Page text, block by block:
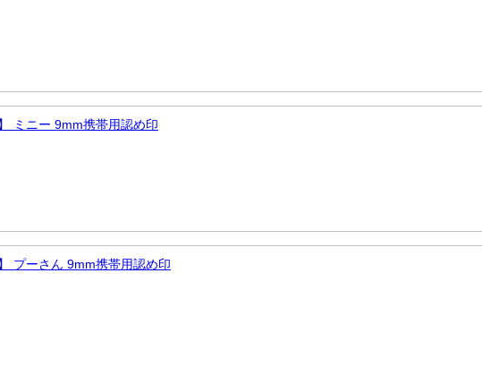
ミニー 9mm携帯用認め印
プーさん 9mm携帯用認め印